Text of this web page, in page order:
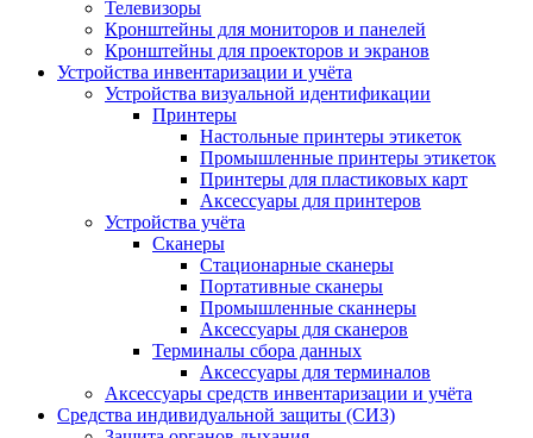
Телевизоры
Кронштейны для мониторов и панелей
Кронштейны для проекторов и экранов
Устройства инвентаризации и учёта
Устройства визуальной идентификации
Принтеры
Настольные принтеры этикеток
Промышленные принтеры этикеток
Принтеры для пластиковых карт
Аксессуары для принтеров
Устройства учёта
Сканеры
Стационарные сканеры
Портативные сканеры
Промышленные сканнеры
Аксессуары для сканеров
Терминалы сбора данных
Аксессуары для терминалов
Аксессуары средств инвентаризации и учёта
Средства индивидуальной защиты (СИЗ)